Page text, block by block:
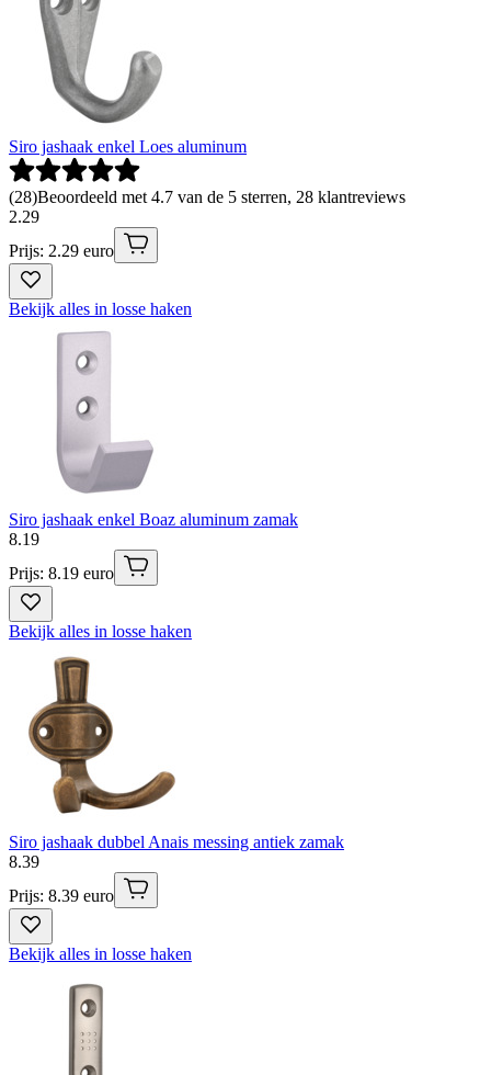
Siro jashaak enkel Loes aluminum
(28)Beoordeeld met 4.7 van de 5 sterren, 28 klantreviews
2.29
Prijs: 2.29 euro
Bekijk alles in losse haken
Siro jashaak enkel Boaz aluminum zamak
8.19
Prijs: 8.19 euro
Bekijk alles in losse haken
Siro jashaak dubbel Anais messing antiek zamak
8.39
Prijs: 8.39 euro
Bekijk alles in losse haken